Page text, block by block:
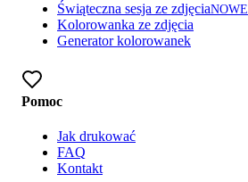
Świąteczna sesja ze zdjęciaNOWE
Kolorowanka ze zdjęcia
Generator kolorowanek
Pomoc
Jak drukować
FAQ
Kontakt